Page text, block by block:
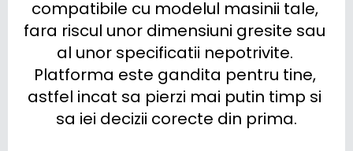
compatibile cu modelul masinii tale,
fara riscul unor dimensiuni gresite sau
al unor specificatii nepotrivite.
Platforma este gandita pentru tine,
astfel incat sa pierzi mai putin timp si
sa iei decizii corecte din prima.